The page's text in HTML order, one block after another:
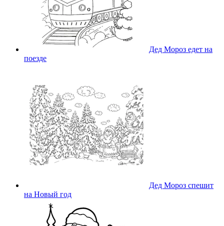
Дед Мороз едет на
поезде
Дед Мороз спешит
на Новый год